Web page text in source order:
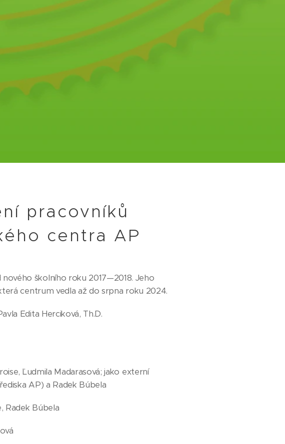
pracovníků
centra AP
školního roku 2017—2018. Jeho
centrum vedla až do srpna roku 2024.
Edita Herciková, Th.D.
Ľudmila Madarasová; jako externí
AP) a Radek Búbela
Radek Búbela